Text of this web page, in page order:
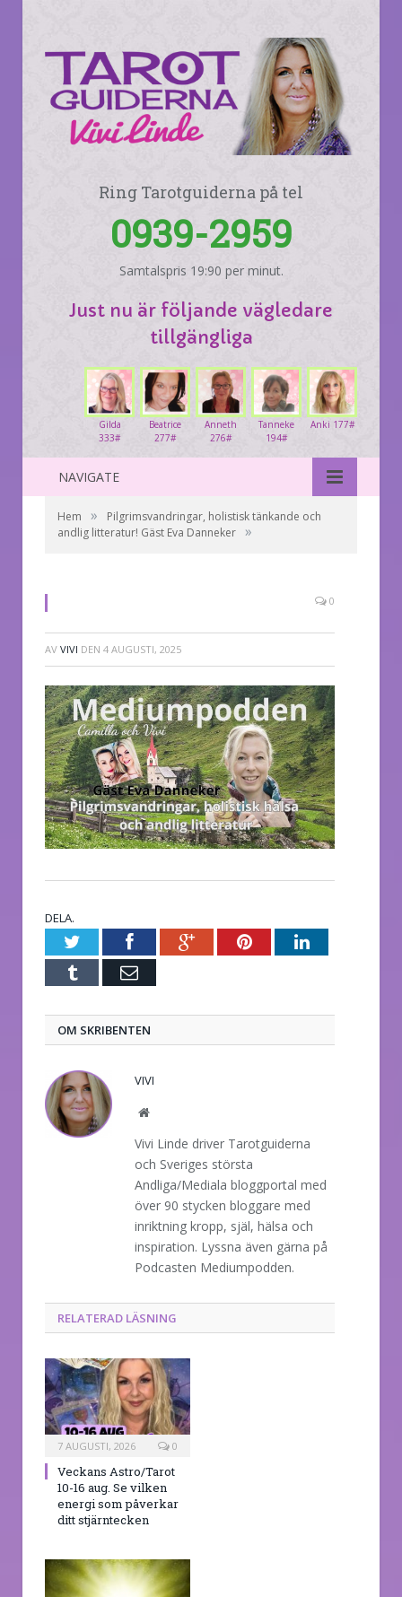
Ring Tarotguiderna på tel
0939-2959
Samtalspris 19:90 per minut.
Just nu är följande vägledare
tillgängliga
Anki 177#
Tanneke
194#
Anneth
276#
Beatrice
277#
Gilda
333#
NAVIGATE
Hem »
Pilgrimsvandringar, holistisk tänkande och
andlig litteratur! Gäst Eva Danneker »
0
AV VIVI DEN 4 AUGUSTI, 2025
DELA.
TwitterFacebookGoogle+PinterestLinkedIn
Tumblr E-
OM SKRIBENTEN
VIVI
Website
Vivi Linde driver Tarotguiderna
och Sveriges största
Andliga/Mediala bloggportal med
över 90 stycken bloggare med
inriktning kropp, själ, hälsa och
inspiration. Lyssna även gärna på
Podcasten Mediumpodden.
RELATERAD LÄSNING
7 AUGUSTI, 2026 0
Veckans Astro/Tarot
10-16 aug. Se vilken
energi som påverkar
ditt stjärntecken